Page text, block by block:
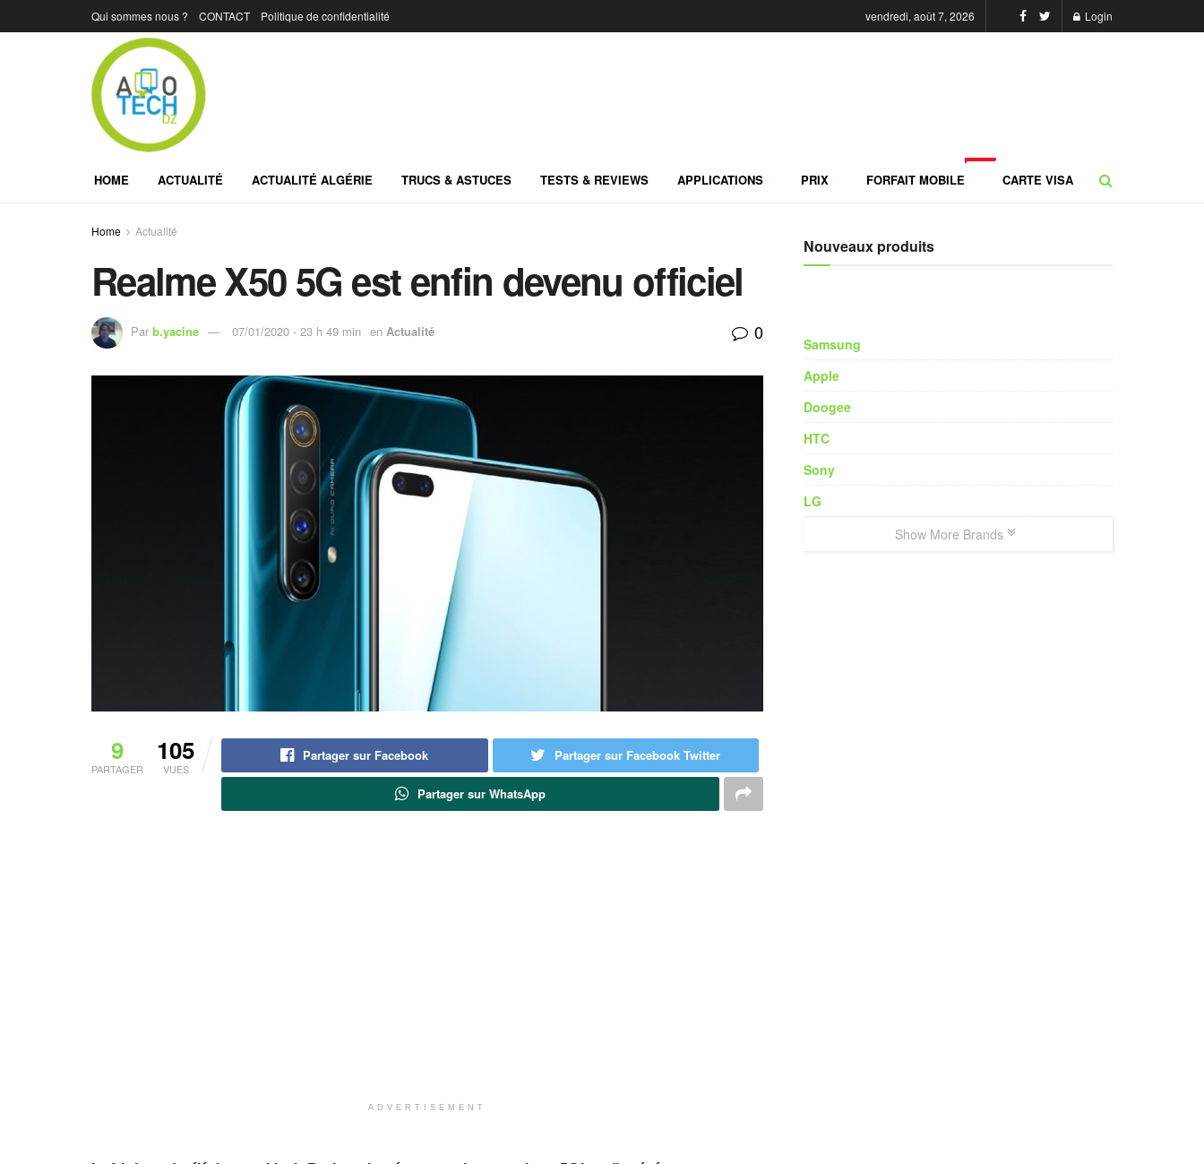
Qui sommes nous ? CONTACT Politique de confidentialité vendredi, août 7, 2026 Login
HOME ACTUALITÉ ACTUALITÉ ALGÉRIE TRUCS & ASTUCES TESTS & REVIEWS APPLICATIONS PRIX FORFAIT MOBILE CARTE VISA
Home Actualité
Realme X50 5G est enfin devenu officiel
Par b.yacine 07/01/2020 - 23 h 49 min en Actualité 0
9
PARTAGER
105
VUES
Partager sur Facebook Partager sur Facebook Twitter
Partager sur WhatsApp
ADVERTISEMENT
Nouveaux produits
Samsung
Apple
Doogee
HTC
Sony
LG
Show More Brands